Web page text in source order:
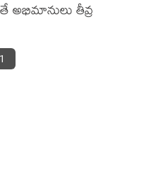
అభిమానులు తీవ్ర